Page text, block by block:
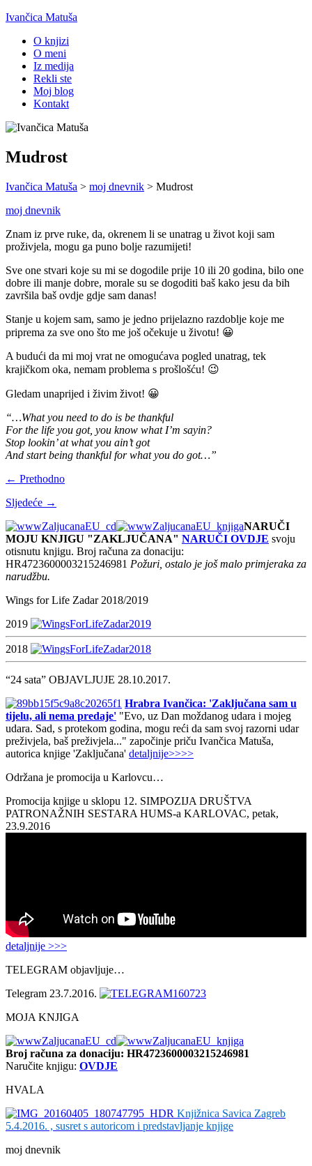
Ivančica Matuša
O knjizi
O meni
Iz medija
Rekli ste
Moj blog
Kontakt
Mudrost
Ivančica Matuša > moj dnevnik > Mudrost
moj dnevnik
Znam iz prve ruke, da, okrenem li se unatrag u život koji sam
proživjela, mogu ga puno bolje razumijeti!
Sve one stvari koje su mi se dogodile prije 10 ili 20 godina, bilo one
dobre ili manje dobre, morale su se dogoditi baš kako jesu da bih
završila baš ovdje gdje sam danas!
Stanje u kojem sam, samo je jedno prijelazno razdoblje koje me
priprema za sve ono što me još očekuje u životu! 😀
A budući da mi moj vrat ne omogućava pogled unatrag, tek
krajičkom oka, nemam problema s prošlošću! 😉
Gledam unaprijed i živim život! 😀
“…What you need to do is be thankful
For the life you got, you know what I’m sayin?
Stop lookin’ at what you ain’t got
And start being thankful for what you do got…”
← Prethodno
Sljedeće →
NARUČI
MOJU KNJIGU "ZAKLJUČANA" NARUČI OVDJE svoju
otisnutu knjigu. Broj računa za donaciju:
HR4723600003215246981 Požuri, ostalo je još malo primjeraka za
narudžbu.
Wings for Life Zadar 2018/2019
2019
2018
“24 sata” OBJAVLJUJE 28.10.2017.
Hrabra Ivančica: 'Zaključana sam u
tijelu, ali nema predaje' "Evo, uz Dan moždanog udara i mojeg
udara. Sad, s protekom godina, mogu reći da sam svoj razorni udar
preživjela, baš preživjela..." započinje priču Ivančica Matuša,
autorica knjige 'Zaključana' detaljnije>>>>
Održana je promocija u Karlovcu…
Promocija knjige u sklopu 12. SIMPOZIJA DRUŠTVA
PATRONAŽNIH SESTARA HUMS-a KARLOVAC, petak,
23.9.2016
detaljnije >>>
TELEGRAM objavljuje…
Telegram 23.7.2016.
MOJA KNJIGA
Broj računa za donaciju: HR4723600003215246981
Naručite knjigu: OVDJE
HVALA
Knjižnica Savica Zagreb
5.4.2016. , susret s autoricom i predstavljanje knjige
moj dnevnik